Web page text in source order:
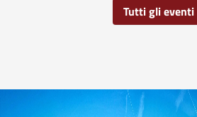
Tutti gli eventi